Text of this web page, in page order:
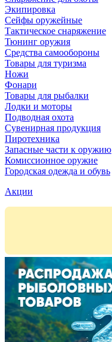
Экипировка
Сейфы оружейные
Тактическое снаряжение
Тюнинг оружия
Средства самообороны
Товары для туризма
Ножи
Фонари
Товары для рыбалки
Лодки и моторы
Подводная охота
Сувенирная продукция
Пиротехника
Запасные части к оружию
Комиссионное оружие
Городская одежда и обувь
Акции